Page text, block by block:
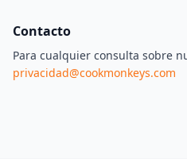
Contacto
Para cualquier consulta sobre
privacidad@cookmonkeys.com